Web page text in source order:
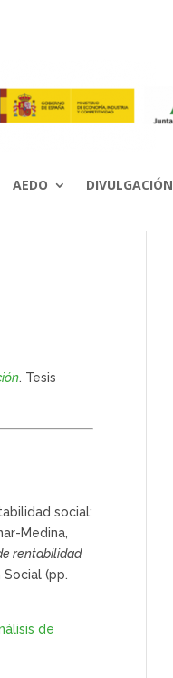
AEDO DIVULGACIÓN
. Tesis
social:
Medina,
rentabilidad
Social (pp.
de